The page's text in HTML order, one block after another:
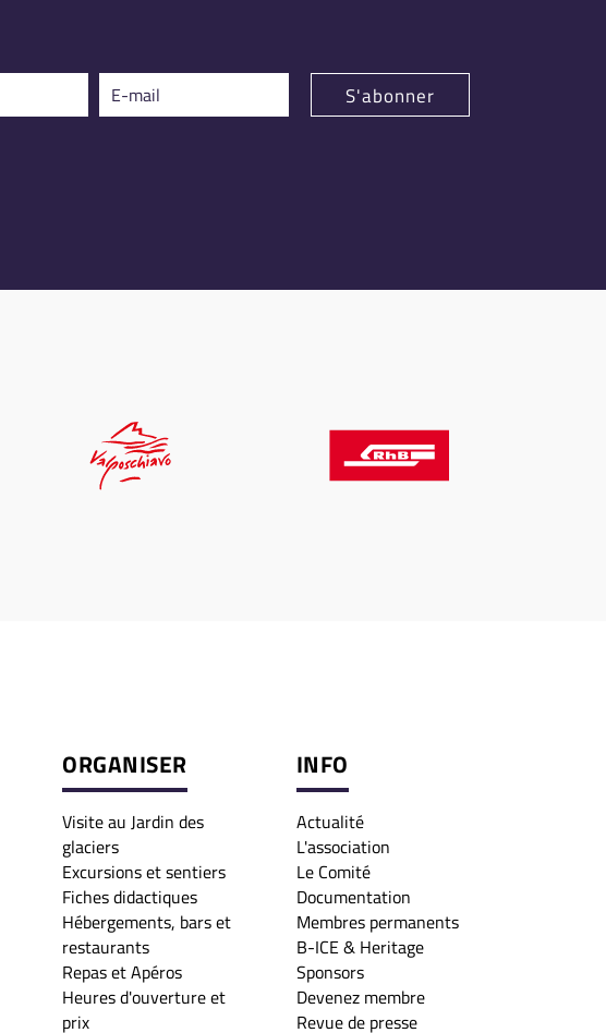
ORGANISER
Visite au Jardin des
glaciers
Excursions et sentiers
Fiches didactiques
Hébergements, bars et
restaurants
Repas et Apéros
Heures d'ouverture et
prix
INFO
Actualité
L'association
Le Comité
Documentation
Membres permanents
B-ICE & Heritage
Sponsors
Devenez membre
Revue de presse